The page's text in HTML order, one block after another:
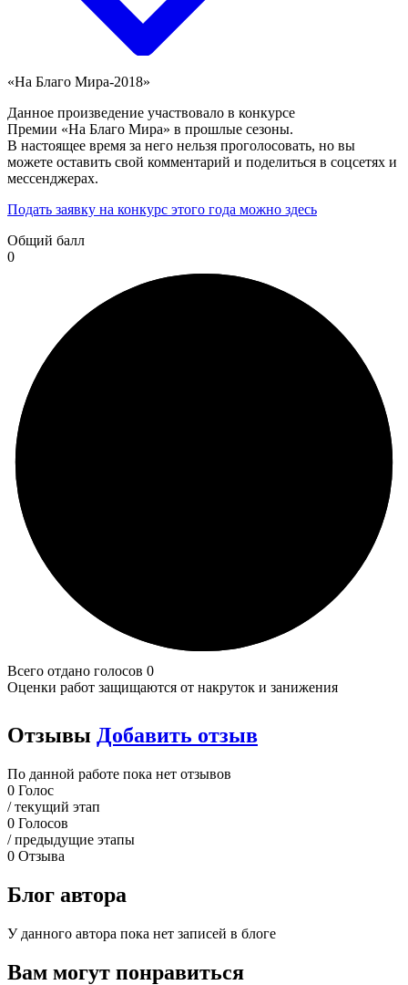
«На Благо Мира-2018»
Данное произведение участвовало в конкурсе
Премии «На Благо Мира» в прошлые сезоны.
В настоящее время за него нельзя проголосовать, но вы
можете оставить свой комментарий и поделиться в соцсетях и
мессенджерах.
Подать заявку на конкурс этого года можно здесь
Общий балл
0
Всего отдано голосов 0
Оценки работ защищаются от накруток и занижения
Отзывы Добавить отзыв
По данной работе пока нет отзывов
0 Голос
/ текущий этап
0 Голосов
/ предыдущие этапы
0 Отзыва
Блог автора
У данного автора пока нет записей в блоге
Вам могут понравиться